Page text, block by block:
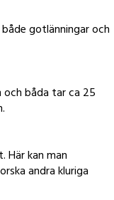
gotlänningar och
båda tar ca 25
Här kan man
andra kluriga